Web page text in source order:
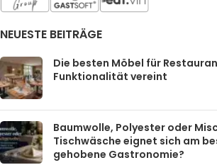
NEUESTE BEITRÄGE
Die besten Möbel für
Funktionalität vereint
Baumwolle, Polyester oder
Tischwäsche eignet sich am
gehobene Gastronomie?